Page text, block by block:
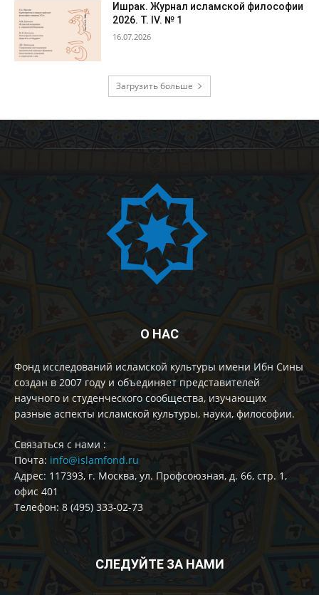
Ишрак. Журнал исламской философии
2026. Т. IV. № 1
16.07.2026
Загрузить больше
О НАС
Фонд исследований исламской культуры имени Ибн Сины
создан в 2007 году и объединяет представителей
научного и студенческого сообщества, изучающих
разные аспекты исламской культуры, науки, философии.
Cвязаться с нами :
Почта: info@islamfond.ru
Адрес: 117393, г. Москва, ул. Профсоюзная, д. 66, стр. 1,
офис 401
Телефон: 8 (495) 333-02-73
СЛЕДУЙТЕ ЗА НАМИ